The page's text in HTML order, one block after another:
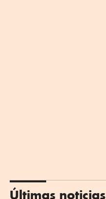
Últimas noticias